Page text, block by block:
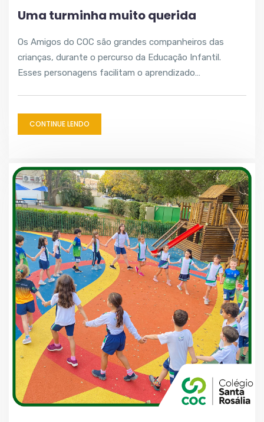
Uma turminha muito querida
Os Amigos do COC são grandes companheiros das
crianças, durante o percurso da Educação Infantil.
Esses personagens facilitam o aprendizado…
CONTINUE LENDO